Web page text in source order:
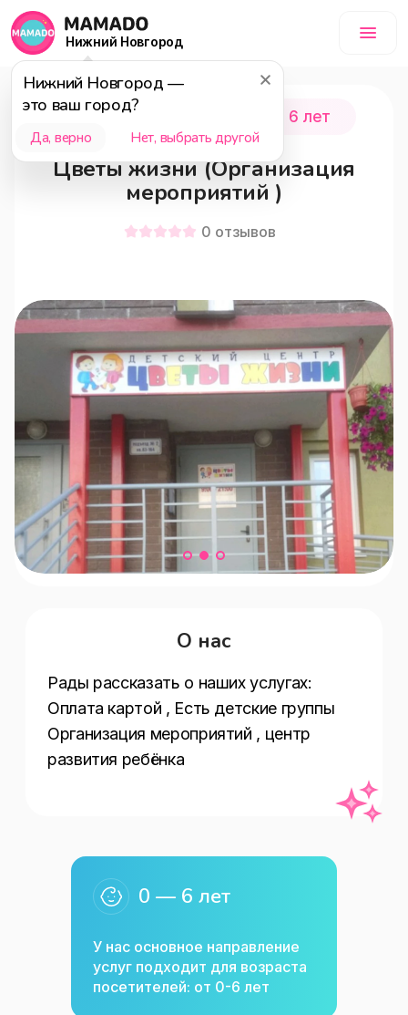
Нижний Новгород
Нижний Новгород —
это ваш город?
Да, верно Нет, выбрать другой
Нижний Новгород 0 - 6 лет
Цветы жизни (Организация
мероприятий )
0 отзывов
О нас
Рады рассказать о наших услугах:
Оплата картой , Есть детские группы
Организация мероприятий , центр
развития ребёнка
0 — 6 лет
У нас основное направление
услуг подходит для возраста
посетителей: от 0-6 лет